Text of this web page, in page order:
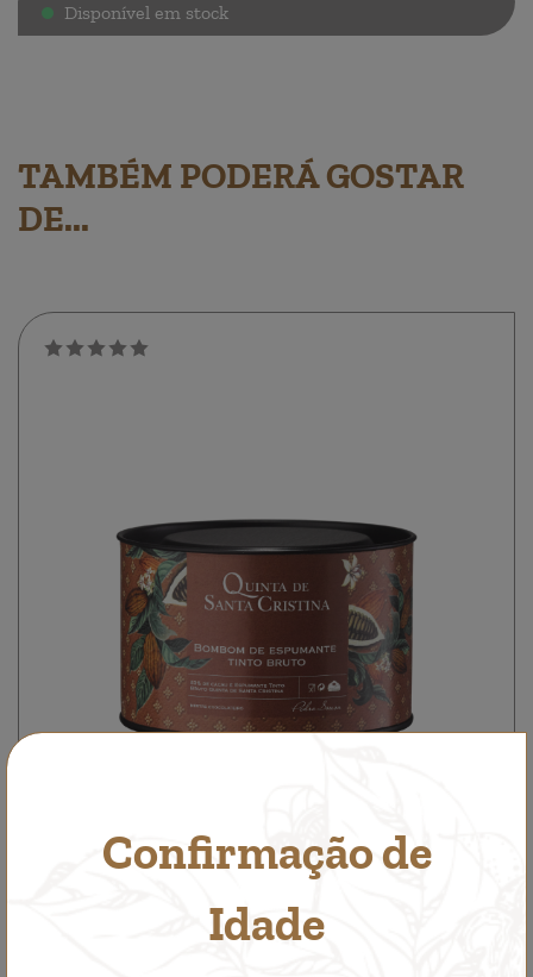
Confirmação de
Idade
. Disponível em stock
TAMBÉM PODERÁ GOSTAR
DE...
Bombons de espumante tinto bruto